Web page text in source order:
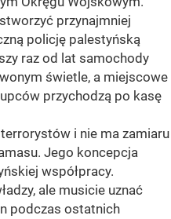
przynajmniej
policję palestyńską
raz od lat samochody
świetle, a miejscowe
przychodzą po kasę
i nie ma zamiaru
Jego koncepcja
współpracy.
ale musicie uznać
podczas ostatnich